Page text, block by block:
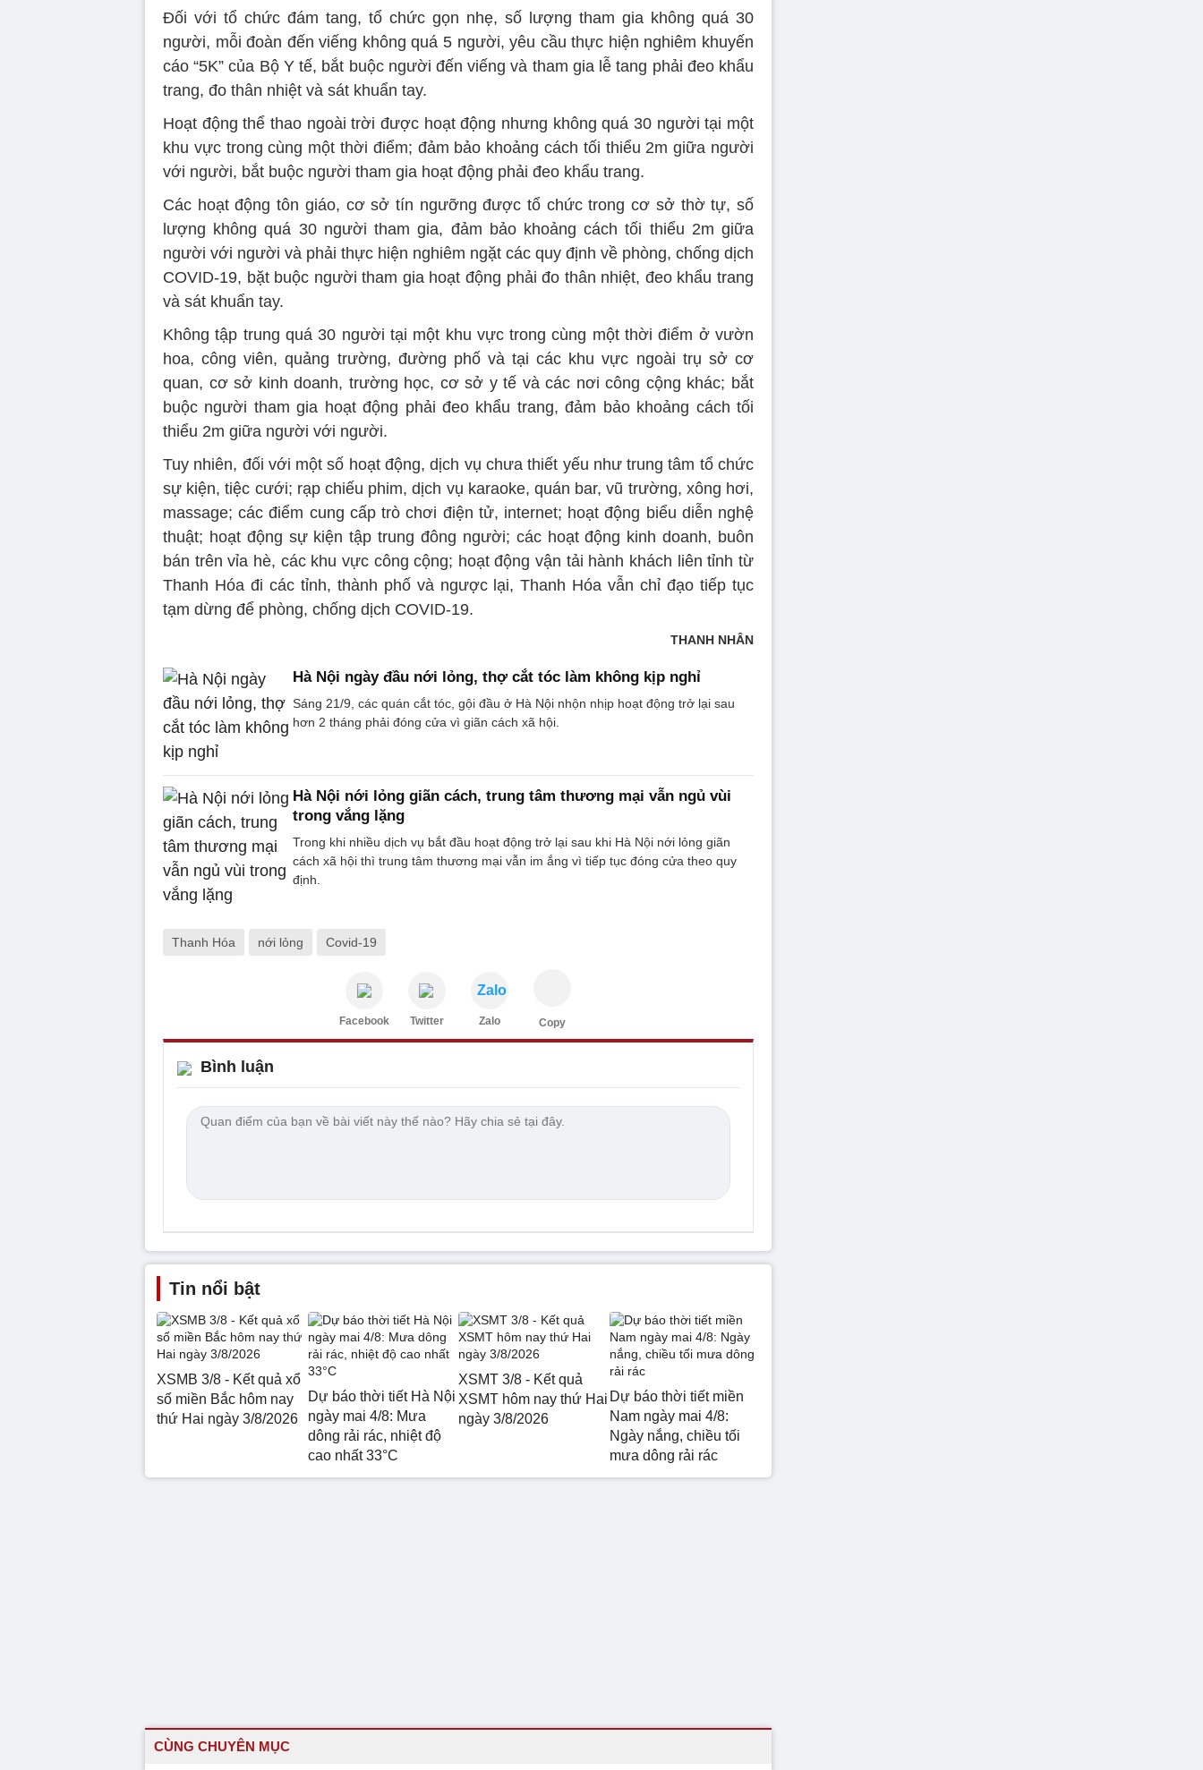
Đối với tổ chức đám tang, tổ chức gọn nhẹ, số lượng tham gia không quá 30
người, mỗi đoàn đến viếng không quá 5 người, yêu cầu thực hiện nghiêm khuyến
cáo “5K” của Bộ Y tế, bắt buộc người đến viếng và tham gia lễ tang phải đeo khẩu
trang, đo thân nhiệt và sát khuẩn tay.
Hoạt động thể thao ngoài trời được hoạt động nhưng không quá 30 người tại một
khu vực trong cùng một thời điểm; đảm bảo khoảng cách tối thiểu 2m giữa người
với người, bắt buộc người tham gia hoạt động phải đeo khẩu trang.
Các hoạt động tôn giáo, cơ sở tín ngưỡng được tổ chức trong cơ sở thờ tự, số
lượng không quá 30 người tham gia, đảm bảo khoảng cách tối thiểu 2m giữa
người với người và phải thực hiện nghiêm ngặt các quy định về phòng, chống dịch
COVID-19, bặt buộc người tham gia hoạt động phải đo thân nhiệt, đeo khẩu trang
và sát khuẩn tay.
Không tập trung quá 30 người tại một khu vực trong cùng một thời điểm ở vườn
hoa, công viên, quảng trường, đường phố và tại các khu vực ngoài trụ sở cơ
quan, cơ sở kinh doanh, trường học, cơ sở y tế và các nơi công cộng khác; bắt
buộc người tham gia hoạt động phải đeo khẩu trang, đảm bảo khoảng cách tối
thiểu 2m giữa người với người.
Tuy nhiên, đối với một số hoạt động, dịch vụ chưa thiết yếu như trung tâm tổ chức
sự kiện, tiệc cưới; rạp chiếu phim, dịch vụ karaoke, quán bar, vũ trường, xông hơi,
massage; các điểm cung cấp trò chơi điện tử, internet; hoạt động biểu diễn nghệ
thuật; hoạt động sự kiện tập trung đông người; các hoạt động kinh doanh, buôn
bán trên vỉa hè, các khu vực công cộng; hoạt động vận tải hành khách liên tỉnh từ
Thanh Hóa đi các tỉnh, thành phố và ngược lại, Thanh Hóa vẫn chỉ đạo tiếp tục
tạm dừng để phòng, chống dịch COVID-19.
THANH NHÂN
Hà Nội ngày đầu nới lỏng, thợ cắt tóc làm không kịp nghỉ
Sáng 21/9, các quán cắt tóc, gội đầu ở Hà Nội nhộn nhịp hoạt động trở lại sau
hơn 2 tháng phải đóng cửa vì giãn cách xã hội.
Hà Nội nới lỏng giãn cách, trung tâm thương mại vẫn ngủ vùi
trong vắng lặng
Trong khi nhiều dịch vụ bắt đầu hoạt động trở lại sau khi Hà Nội nới lỏng giãn
cách xã hội thì trung tâm thương mại vẫn im ắng vì tiếp tục đóng cửa theo quy
định.
Thanh Hóa nới lỏng Covid-19
Facebook Twitter
Zalo
Zalo Copy
Bình luận
Tin nổi bật
XSMB 3/8 - Kết quả xổ
số miền Bắc hôm nay
thứ Hai ngày 3/8/2026
Dự báo thời tiết Hà Nội
ngày mai 4/8: Mưa
dông rải rác, nhiệt độ
cao nhất 33°C
XSMT 3/8 - Kết quả
XSMT hôm nay thứ Hai
ngày 3/8/2026
Dự báo thời tiết miền
Nam ngày mai 4/8:
Ngày nắng, chiều tối
mưa dông rải rác
CÙNG CHUYÊN MỤC